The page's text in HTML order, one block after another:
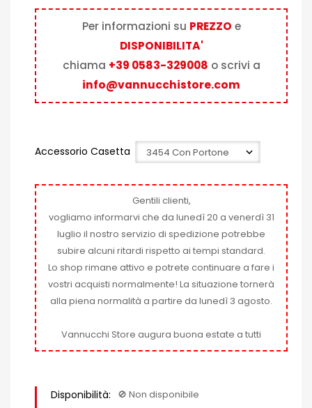
Per informazioni su PREZZO e
DISPONIBILITA'
chiama +39 0583-329008 o scrivi a
info@vannucchistore.com
Accessorio Casetta
Gentili clienti,
vogliamo informarvi che da lunedì 20 a venerdì 31
luglio il nostro servizio di spedizione potrebbe
subire alcuni ritardi rispetto ai tempi standard.
Lo shop rimane attivo e potrete continuare a fare i
vostri acquisti normalmente! La situazione tornerà
alla piena normalità a partire da lunedì 3 agosto.
Vannucchi Store augura buona estate a tutti
Disponibilità: 🚫​ Non disponibile